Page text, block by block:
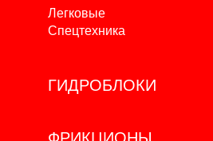
Легковые
Спецтехника
ГИДРОБЛОКИ